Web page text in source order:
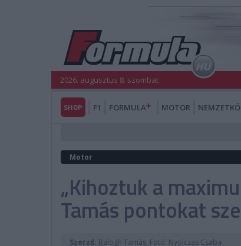
2026. augusztus 8. szombat
SHOP F1 FORMULA MOTOR
Motor
„Kihoztuk a
Tamás pontokat
Szerző: Balogh Tamás; Fotó: Nyolczas Csaba